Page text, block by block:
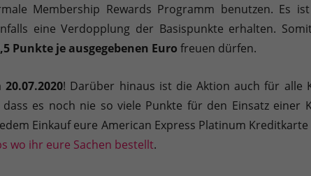
Membership Rewards Programm benutzen. Es
eine Verdopplung der Basispunkte erhalten.
Punkte je ausgegebenen Euro freuen dürfen.
20.07.2020! Darüber hinaus ist die Aktion auch für alle
es noch nie so viele Punkte für den Einsatz einer
Einkauf eure American Express Platinum Kreditkarte
wo ihr eure Sachen bestellt.